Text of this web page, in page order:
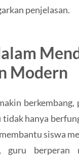
penjelasan.
Modern
hanya
siswa
guru berperan